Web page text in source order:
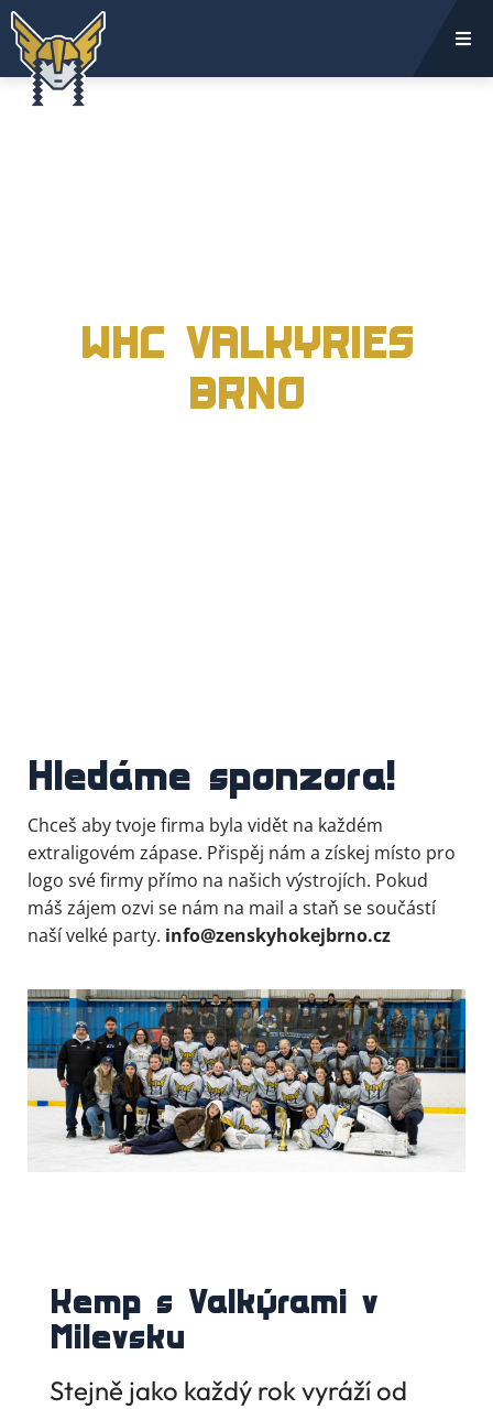
WHC VALKYRIES
BRNO
Hledáme sponzora!
Chceš aby tvoje firma byla vidět na každém
extraligovém zápase. Přispěj nám a získej místo pro
logo své firmy přímo na našich výstrojích. Pokud
máš zájem ozvi se nám na mail a staň se součástí
naší velké party. info@zenskyhokejbrno.cz
Kemp s Valkýrami v
Milevsku
Stejně jako každý rok vyráží od